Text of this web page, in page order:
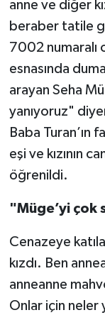
anne ve diğer
beraber tatile
7002 numaralı
esnasında
arayan Seha
yanıyoruz"
Baba Turan’ın
eşi ve kızının
öğrenildi.
"Müge’yi çok
Cenazeye
kızdı. Ben
anneanne
Onlar için neler